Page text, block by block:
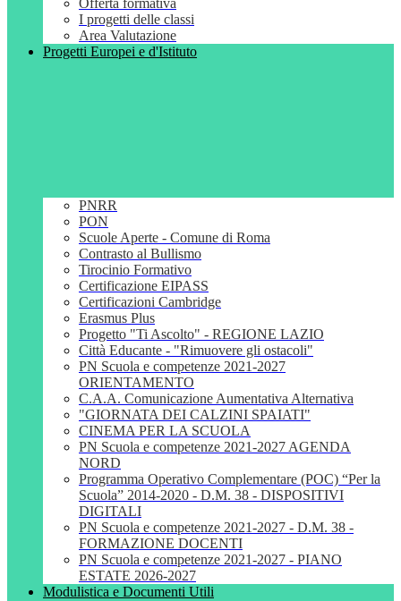
Offerta formativa
I progetti delle classi
Area Valutazione
Progetti Europei e d'Istituto
PNRR
PON
Scuole Aperte - Comune di Roma
Contrasto al Bullismo
Tirocinio Formativo
Certificazione EIPASS
Certificazioni Cambridge
Erasmus Plus
Progetto "Ti Ascolto" - REGIONE LAZIO
Città Educante - "Rimuovere gli ostacoli"
PN Scuola e competenze 2021-2027
ORIENTAMENTO
C.A.A. Comunicazione Aumentativa Alternativa
"GIORNATA DEI CALZINI SPAIATI"
CINEMA PER LA SCUOLA
PN Scuola e competenze 2021-2027 AGENDA
NORD
Programma Operativo Complementare (POC) “Per la
Scuola” 2014-2020 - D.M. 38 - DISPOSITIVI
DIGITALI
PN Scuola e competenze 2021-2027 - D.M. 38 -
FORMAZIONE DOCENTI
PN Scuola e competenze 2021-2027 - PIANO
ESTATE 2026-2027
Modulistica e Documenti Utili